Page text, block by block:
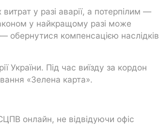
у разі аварії, а потерпілим —
у найкращому разі може
обернутися компенсацією наслідків
України. Під час виїзду за кордон
«Зелена карта».
онлайн, не відвідуючи офіс